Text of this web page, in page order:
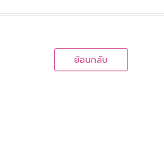
ย้อนกลับ